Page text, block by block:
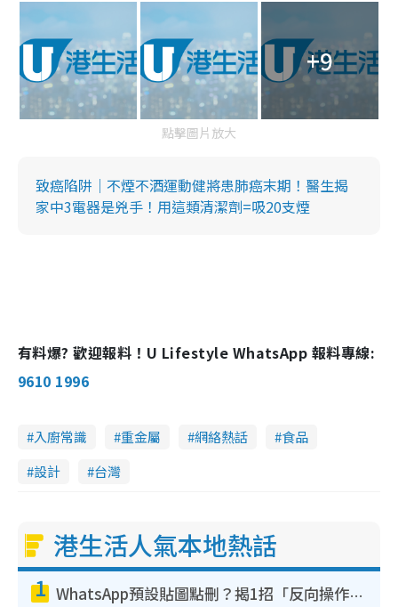
+9
點擊圖片放大
致癌陷阱｜不煙不酒運動健將患肺癌末期！醫生揭
家中3電器是兇手！用這類清潔劑=吸20支煙
有料爆? 歡迎報料！U Lifestyle WhatsApp 報料專線:
9610 1996
入廚常識 重金屬 網絡熱話
食品
設計
台灣
港生活人氣本地熱話
1 WhatsApp預設貼圖點刪？揭1招「反向操作」還原簡潔介面 附3步實測教學